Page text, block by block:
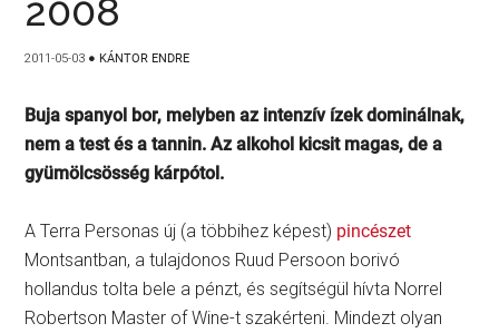
2008
2011-05-03 ● KÁNTOR ENDRE
Buja spanyol bor, melyben az intenzív ízek dominálnak,
nem a test és a tannin. Az alkohol kicsit magas, de a
gyümölcsösség kárpótol.
A Terra Personas új (a többihez képest) pincészet
Montsantban, a tulajdonos Ruud Persoon borivó
hollandus tolta bele a pénzt, és segítségül hívta Norrel
Robertson Master of Wine-t szakérteni. Mindezt olyan